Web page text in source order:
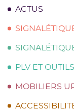
ACTUS
MOBILIERS
PLV ET